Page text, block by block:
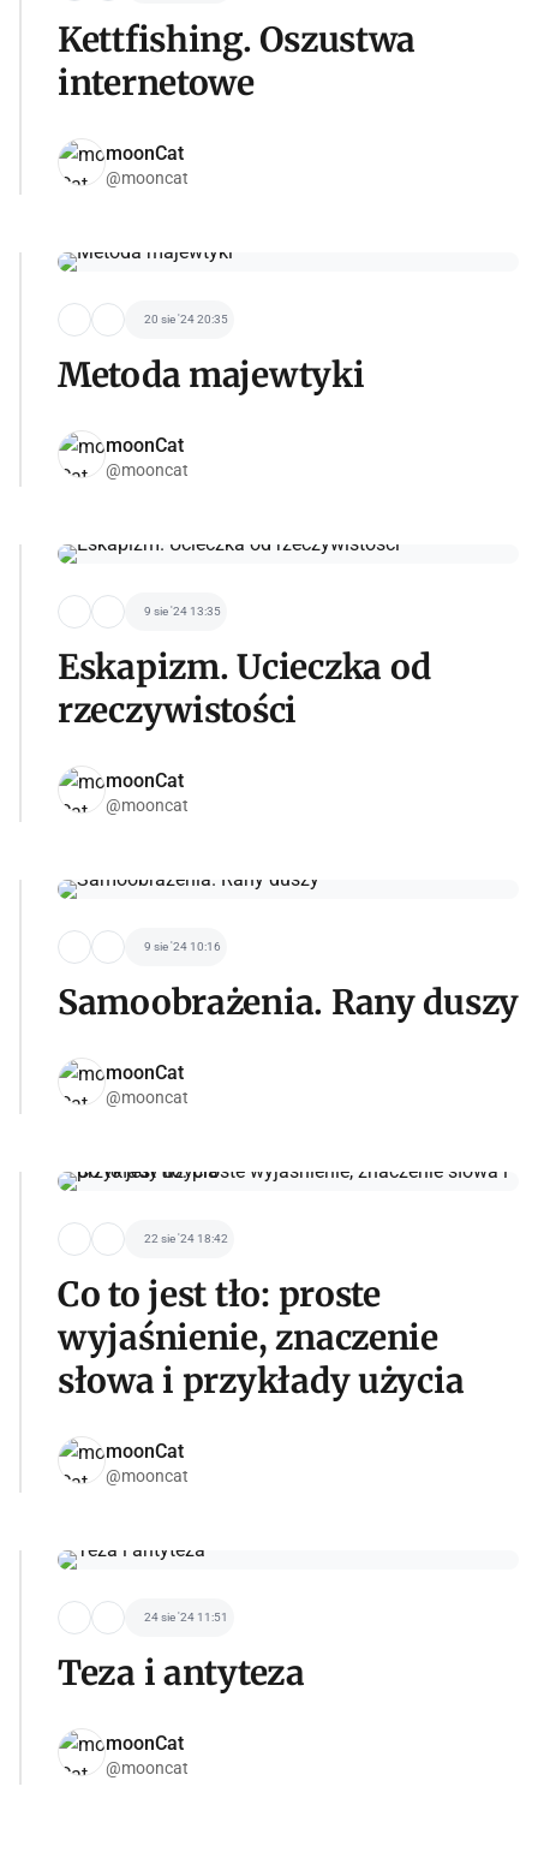
Kettfishing. Oszustwa
internetowe
moonCat
@mooncat
20 sie '24 20:35
Metoda majewtyki
moonCat
@mooncat
9 sie '24 13:35
Eskapizm. Ucieczka od
rzeczywistości
moonCat
@mooncat
9 sie '24 10:16
Samoobrażenia. Rany duszy
moonCat
@mooncat
22 sie '24 18:42
Co to jest tło: proste
wyjaśnienie, znaczenie
słowa i przykłady użycia
moonCat
@mooncat
24 sie '24 11:51
Teza i antyteza
moonCat
@mooncat